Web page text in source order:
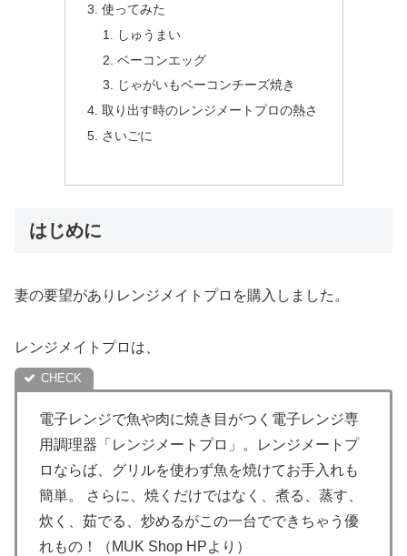
使ってみた
しゅうまい
ベーコンエッグ
じゃがいもベーコンチーズ焼き
取り出す時のレンジメートプロの熱さ
さいごに
はじめに
妻の要望がありレンジメイトプロを購入しました。
レンジメイトプロは、
電子レンジで魚や肉に焼き目がつく電子レンジ専
用調理器「レンジメートプロ」。レンジメートプ
ロならば、グリルを使わず魚を焼けてお手入れも
簡単。 さらに、焼くだけではなく、煮る、蒸す、
炊く、茹でる、炒めるがこの一台でできちゃう優
れもの！（MUK Shop HPより）